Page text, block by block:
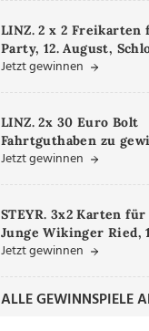
LINZ. 2 x 2 Freikarten
Party, 12. August,
Jetzt gewinnen
LINZ. 2x 30 Euro Bolt
Fahrtguthaben zu
Jetzt gewinnen
STEYR. 3x2 Karten
Junge Wikinger Ried,
Jetzt gewinnen
ALLE GEWINNSPIELE